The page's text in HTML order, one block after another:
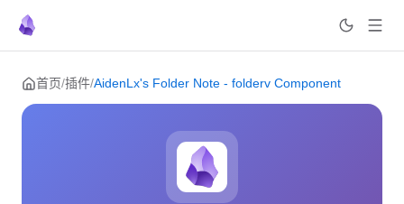
Skip to content
首页/插件/AidenLx's Folder Note - folderv Component